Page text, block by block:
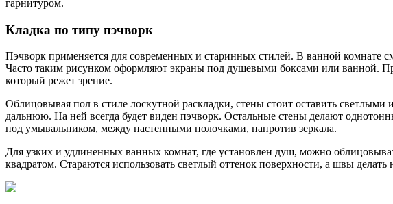
гарнитуром.
Кладка по типу пэчворк
Пэчворк применяется для современных и старинных стилей. В ванной комнате
Часто таким рисунком оформляют экраны под душевыми боксами или ванной.
который режет зрение.
Облицовывая пол в стиле лоскутной раскладки, стены стоит оставить
дальнюю. На ней всегда будет виден пэчворк. Остальные стены делают
под умывальником, между настенными полочками, напротив зеркала.
Для узких и удлиненных ванных комнат, где установлен душ, можно
квадратом. Стараются использовать светлый оттенок поверхности, а швы делать